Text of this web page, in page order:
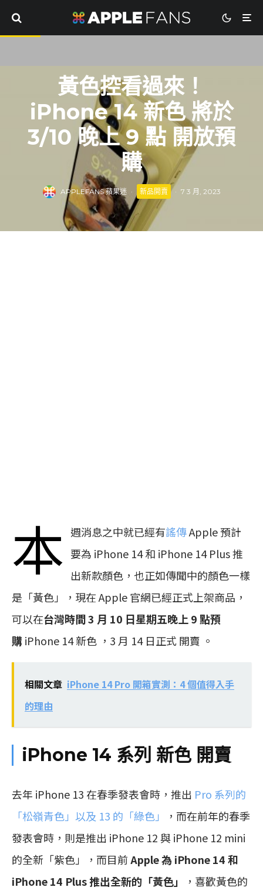
黃色控看過來！
iPhone 14 新色 將於
3/10 晚上 9 點 開放預
購
APPLEFANS 蘋果迷 · 新品開賣 · 7 3 月, 2023
本 週消息之中就已經有謠傳Apple 預計
要為 iPhone 14 和 iPhone 14 Plus 推
出新款顏色，也正如傳聞中的顏色一樣
是「黃色」，現在 Apple 官網已經正式上架商品，
可以在台灣時間 3 月 10 日星期五晚上 9 點預
購 iPhone 14 新色 ，3 月 14 日正式 開賣 。
相關文章 iPhone 14 Pro 開箱實測：4 個值得入手
的理由
iPhone 14 系列 新色 開賣
去年 iPhone 13 在春季發表會時，推出 Pro 系列的
「松嶺青色」以及 13 的「綠色」
，而在前年的春季
發表會時，則是推出 iPhone 12 與 iPhone 12 mini
的全新「紫色」，而目前Apple 為 iPhone 14 和
iPhone 14 Plus 推出全新的「黃色」
，喜歡黃色的